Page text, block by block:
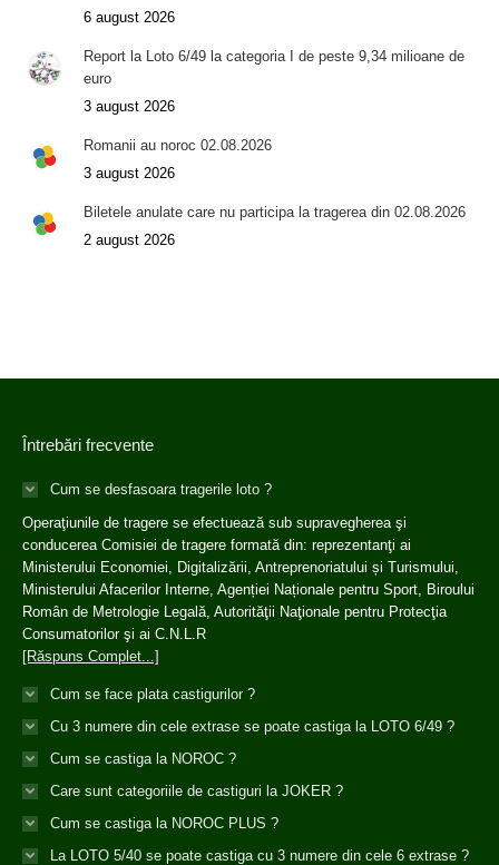
6 august 2026
Report la Loto 6/49 la categoria I de peste 9,34 milioane de
euro
3 august 2026
Romanii au noroc 02.08.2026
3 august 2026
Biletele anulate care nu participa la tragerea din 02.08.2026
2 august 2026
Întrebări frecvente
Cum se desfasoara tragerile loto ?
Operaţiunile de tragere se efectuează sub supravegherea şi
conducerea Comisiei de tragere formată din: reprezentanţi ai
Ministerului Economiei, Digitalizării, Antreprenoriatului și Turismului,
Ministerului Afacerilor Interne, Agenției Naționale pentru Sport, Biroului
Român de Metrologie Legală, Autorităţii Naţionale pentru Protecţia
Consumatorilor şi ai C.N.L.R
[Răspuns Complet...]
Cum se face plata castigurilor ?
Cu 3 numere din cele extrase se poate castiga la LOTO 6/49 ?
Cum se castiga la NOROC ?
Care sunt categoriile de castiguri la JOKER ?
Cum se castiga la NOROC PLUS ?
La LOTO 5/40 se poate castiga cu 3 numere din cele 6 extrase ?